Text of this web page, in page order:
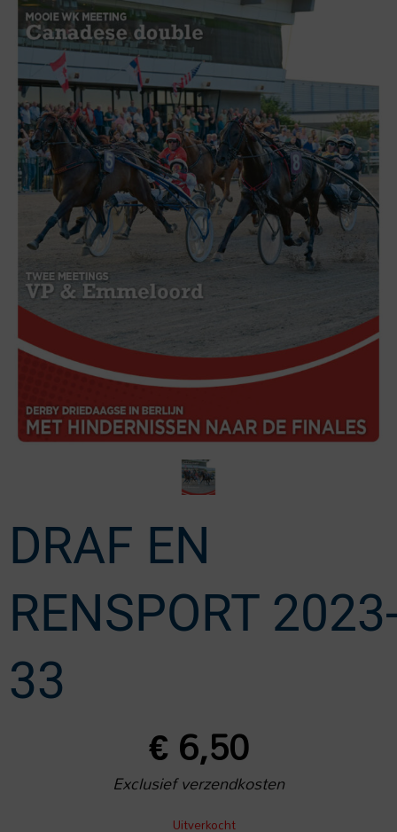
DRAF EN
RENSPORT
33
€6,50
Exclusief verzendkosten
Uitverkocht